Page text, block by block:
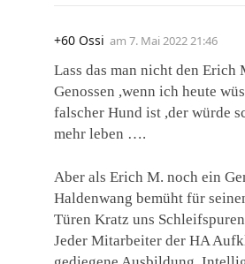
+60 Ossi am 7. Mai 2022 21:46
Lass das man nicht den
Genossen ,wenn ich heute
falscher Hund ist ,der würde
mehr leben ….
Aber als Erich M. noch ein
Haldenwang bemüht für
Türen Kratz uns
Jeder Mitarbeiter der HA